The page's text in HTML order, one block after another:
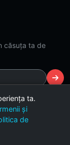
căsuța ta de
with ❤️ for car
ta.
și
de